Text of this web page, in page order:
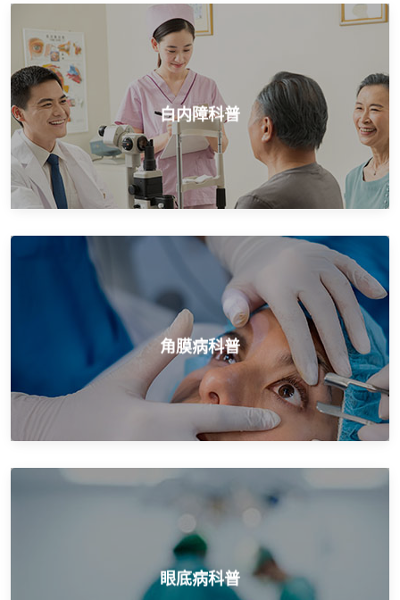
白内障科普
白内障科普
角膜病科普
角膜病科普
开展角膜移植等高难度手术
眼底病科普
眼底病科普
精确检查、诊断和治疗，周到的术后护理